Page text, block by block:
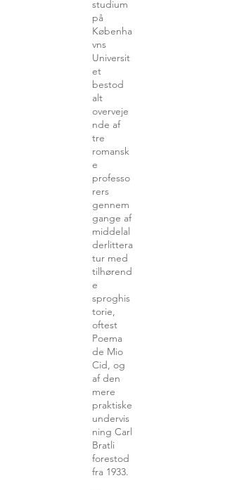
studium
på
Københa
vns
Universit
et
bestod
alt
overveje
nde af
tre
romansk
e
professo
rers
gennem
gange af
middelal
derlittera
tur med
tilhørend
e
sproghis
torie,
oftest
Poema
de Mio
Cid, og
af den
mere
praktiske
undervis
ning Carl
Bratli
forestod
fra 1933.